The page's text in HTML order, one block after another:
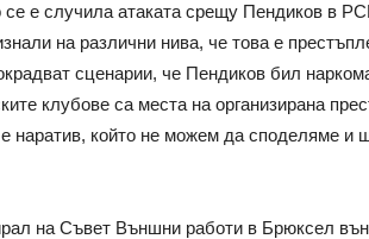
се е случила атаката срещу Пендиков в
на различни нива, че това е
сценарии, че Пендиков бил
клубове са места на организирана
наратив, който не можем да споделяме и
на Съвет Външни работи в Брюксел